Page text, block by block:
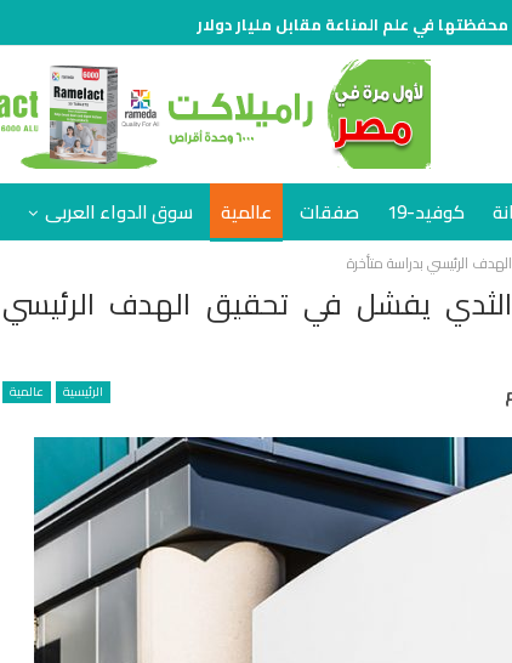
في علم المناعة مقابل مليار دولار
كوفيد-19 صفقات عالمية سوق الدواء العربى
الرئيسي بدراسة متأخرة
يفشل في تحقيق الهدف الرئيسي
الرئيسية عالمية